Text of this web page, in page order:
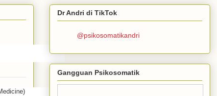
Dr Andri di TikTok
@psikosomatikandri
Gangguan Psikosomatik